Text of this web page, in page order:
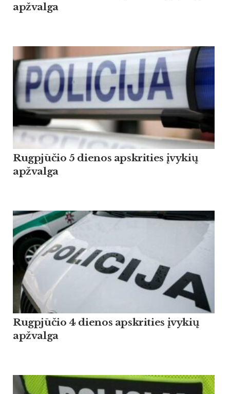
apžvalga
Rugpjūčio 5 dienos apskrities įvykių
apžvalga
Rugpjūčio 4 dienos apskrities įvykių
apžvalga